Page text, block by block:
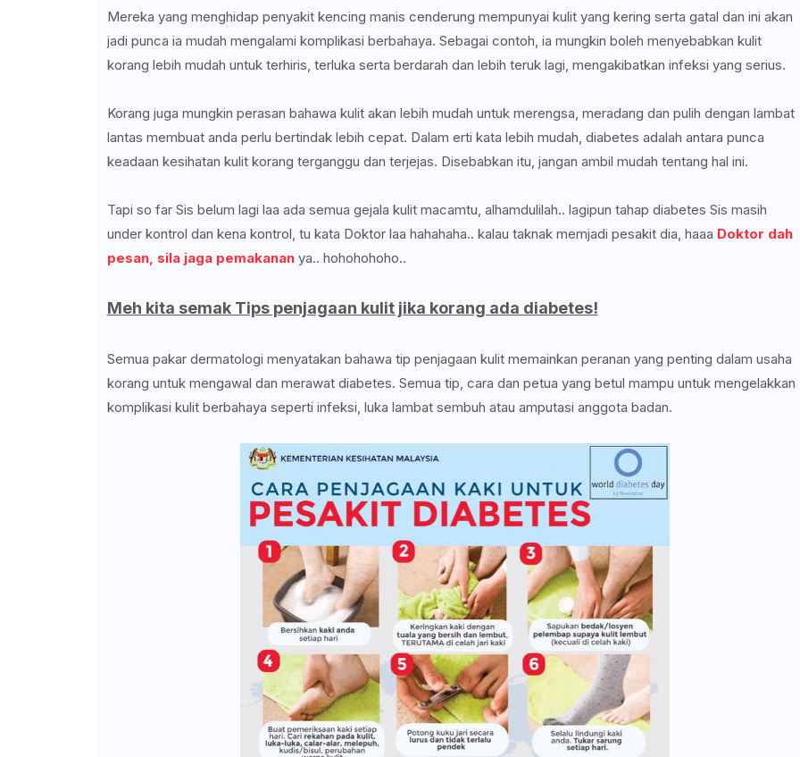
Mereka yang menghidap penyakit kencing manis cenderung mempunyai kulit yang kering serta gatal dan ini akan
jadi punca ia mudah mengalami komplikasi berbahaya. Sebagai contoh, ia mungkin boleh menyebabkan kulit
korang lebih mudah untuk terhiris, terluka serta berdarah dan lebih teruk lagi, mengakibatkan infeksi yang serius.
Korang juga mungkin perasan bahawa kulit akan lebih mudah untuk merengsa, meradang dan pulih dengan lambat
lantas membuat anda perlu bertindak lebih cepat. Dalam erti kata lebih mudah, diabetes adalah antara punca
keadaan kesihatan kulit korang terganggu dan terjejas. Disebabkan itu, jangan ambil mudah tentang hal ini.
Tapi so far Sis belum lagi laa ada semua gejala kulit macamtu, alhamdulilah.. lagipun tahap diabetes Sis masih
under kontrol dan kena kontrol, tu kata Doktor laa hahahaha.. kalau taknak memjadi pesakit dia, haaa Doktor dah
pesan, sila jaga pemakananya.. hohohohoho..
Meh kita semak Tips penjagaan kulit jika korang ada diabetes!
Semua pakar dermatologi menyatakan bahawa tip penjagaan kulit memainkan peranan yang penting dalam usaha
korang untuk mengawal dan merawat diabetes. Semua tip, cara dan petua yang betul mampu untuk mengelakkan
komplikasi kulit berbahaya seperti infeksi, luka lambat sembuh atau amputasi anggota badan.